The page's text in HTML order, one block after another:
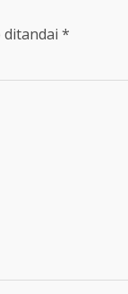
ditandai *